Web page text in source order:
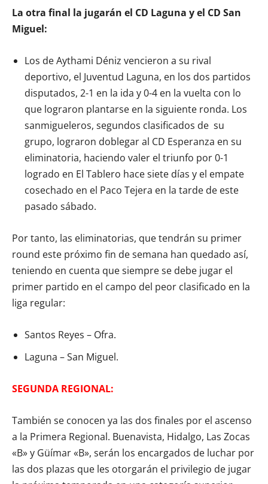
La otra final la jugarán el CD Laguna y el CD San
Miguel:
Los de Aythami Déniz vencieron a su rival
deportivo, el Juventud Laguna, en los dos partidos
disputados, 2-1 en la ida y 0-4 en la vuelta con lo
que lograron plantarse en la siguiente ronda. Los
sanmigueleros, segundos clasificados de su
grupo, lograron doblegar al CD Esperanza en su
eliminatoria, haciendo valer el triunfo por 0-1
logrado en El Tablero hace siete días y el empate
cosechado en el Paco Tejera en la tarde de este
pasado sábado.
Por tanto, las eliminatorias, que tendrán su primer
round este próximo fin de semana han quedado así,
teniendo en cuenta que siempre se debe jugar el
primer partido en el campo del peor clasificado en la
liga regular:
Santos Reyes – Ofra.
Laguna – San Miguel.
SEGUNDA REGIONAL:
También se conocen ya las dos finales por el ascenso
a la Primera Regional. Buenavista, Hidalgo, Las Zocas
«B» y Güímar «B», serán los encargados de luchar por
las dos plazas que les otorgarán el privilegio de jugar